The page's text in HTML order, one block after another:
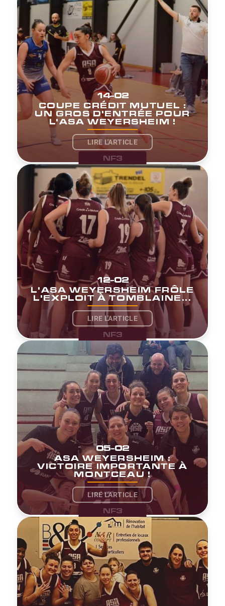
14-02
COUPE CRÉDIT MUTUEL :
UN GROS D'ENTRÉE POUR
L'ASA WEYERSHEIM !
LIRE L'ARTICLE
NF3
12-02
L'ASA WEYERSHEIM FRÔLE
L'EXPLOIT À TOMBLAINE...
LIRE L'ARTICLE
NF3
05-02
ASA WEYERSHEIM :
VICTOIRE IMPORTANTE À
MONTCEAU !
LIRE L'ARTICLE
NF3